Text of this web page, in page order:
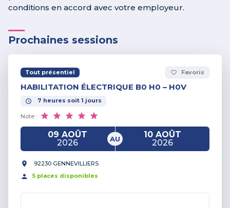
conditions en accord avec votre employeur.
Prochaines sessions
Tout présentiel favorite_border Favoris
HABILITATION ÉLECTRIQUE B0 H0 – H0V
7 heures soit 1 jours
Note :
09 AOÛT
2026
AU
10 AOÛT
2026
92230 GENNEVILLIERS
5 places disponibles